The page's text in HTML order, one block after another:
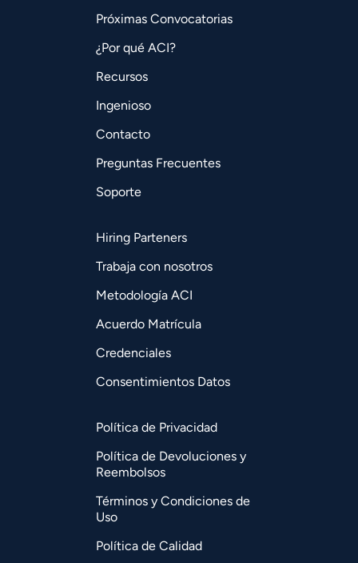
Próximas Convocatorias
¿Por qué ACI?
Recursos
Ingenioso
Contacto
Preguntas Frecuentes
Soporte
Hiring Parteners
Trabaja con nosotros
Metodología ACI
Acuerdo Matrícula
Credenciales
Consentimientos Datos
Política de Privacidad
Política de Devoluciones y
Reembolsos
Términos y Condiciones de
Uso
Política de Calidad